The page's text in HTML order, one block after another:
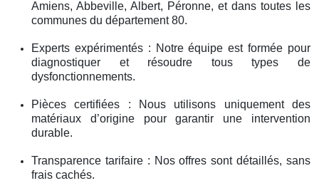
Amiens, Abbeville, Albert, Péronne, et dans toutes les
communes du département 80.
Experts expérimentés : Notre équipe est formée pour
diagnostiquer et résoudre tous types de
dysfonctionnements.
Pièces certifiées : Nous utilisons uniquement des
matériaux d’origine pour garantir une intervention
durable.
Transparence tarifaire : Nos offres sont détaillés, sans
frais cachés.